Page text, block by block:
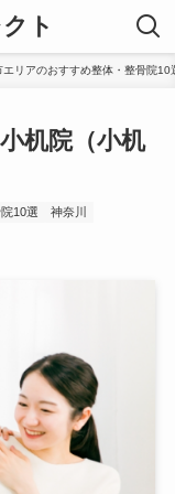
ト
エリアのおすすめ整体・整骨院10
机院（小机
10選 神奈川